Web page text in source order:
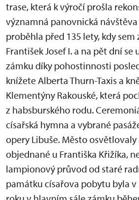
trase, která k výročí prošla
významná panovnická
proběhla před 135 lety, kdy sem
František Josef I. a na pět dní
zámku díky pohostinnosti
knížete Alberta Thurn-Taxis a
Klementýny Rakouské, která
z habsburského rodu.
císařská hymna a vybrané
opery Libuše. Město
objednané u Františka Křižíka,
lampionový průvod od staré
památku císařova pobytu byla